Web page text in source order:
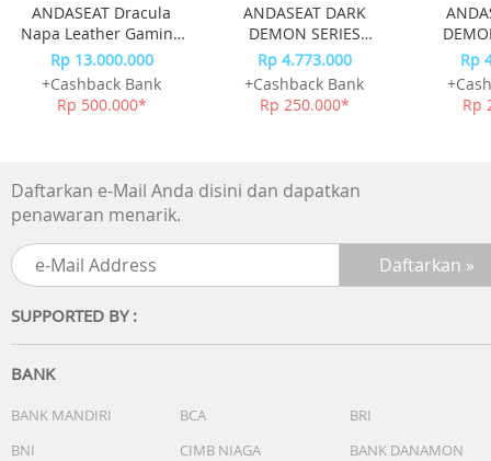
ANDASEAT Dracula
Napa Leather Gaming
Chair - Black
Rp 13.000.000
+Cashback Bank
Rp 500.000*
ANDASEAT DARK
DEMON SERIES
GAMING CHAIR -
BLACK
Rp 4.773.000
+Cashback Bank
Rp 250.000*
SERIES
-
Rp
Rp
Daftarkan e-Mail Anda disini dan dapatkan
penawaran menarik.
SUPPORTED BY :
BANK
BANK MANDIRI BCA
BRI
BNI
CIMB NIAGA
BANK DANAMON